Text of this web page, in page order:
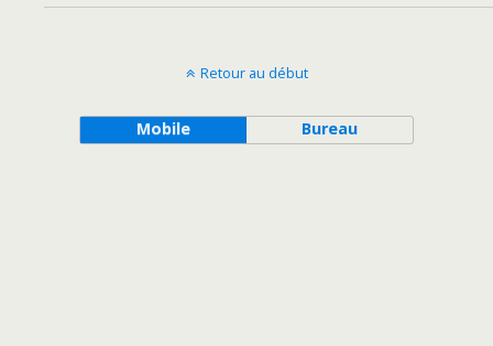
Retour au début
Mobile Bureau